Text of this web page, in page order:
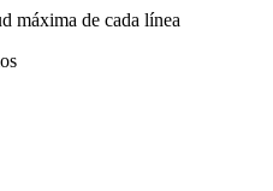
máxima de cada línea